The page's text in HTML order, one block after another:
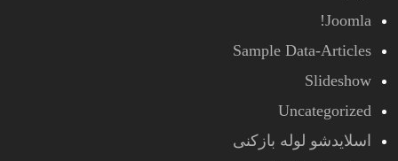
Joomla!
Sample Data-Articles
Slideshow
Uncategorized
اسلایدشو لوله بازکنی